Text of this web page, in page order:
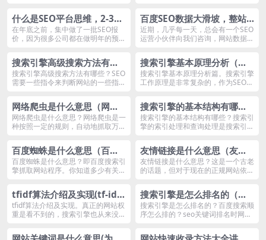
什么是SEO平台思维，2-3页
排名策略？
在年底之前，集中做了一批SEO报
价，因为很多公司都在做明年的预
百度SEO数据大滑坡，整站
内容稀缺性，未来或成优化
工作“重头戏”？
近期，几乎每一天，总会有一个SEO
运营小伙伴向我们咨询，网站数据全
搜索引擎高级搜索方法有哪
些（百度高级搜索指令有哪
些）
搜索引擎高级搜索方法有哪些？SEO
需要一些指令来判断网站的一些指
搜索引擎基本原理分析（百
度搜索引擎工作原理是什
么）
搜索引擎基本原理分析篇。搜索引擎
工作原理是非常复杂的，作为SEOer
网络爬虫是什么意思（网络
爬虫的工作原理是什么）
网络爬虫是什么意思？网络爬虫是一
种按照一定的规则，自动地抓取万维
搜索引擎的基本结构有哪些
(搜索引擎的基本检索方法)
搜索引擎的基本结构有哪些？搜索引
擎的索引处理和查询处理是搜索引擎
百度蜘蛛是什么意思（百度
搜索引擎蜘蛛工作原理是什
么）
百度蜘蛛是什么意思？即百度搜索引
擎抓取网站程序。你知道多少有关百
友情链接是什么意思（友链
怎么做及对网站的作用）
友情链接是什么意思？这是一个古老
的话题，但对于现在的正规网站依然
tfidf算法介绍及实现(tf-idf
是什么的一种经典算法)
tfidf算法介绍及实现。真正的网站权
重是看不到的，搜索引擎也从来没给
搜索引擎是怎么排名的（百
度搜索排名是怎么算的）
搜索引擎是怎么排名的？百度搜索顺
序怎么排的？seo关键词排名时网站